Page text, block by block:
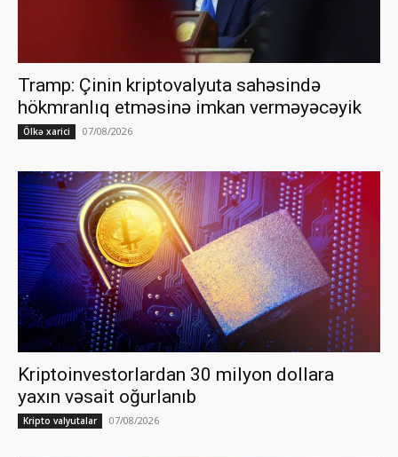
Tramp: Çinin kriptovalyuta sahəsində
hökmranlıq etməsinə imkan verməyəcəyik
Ölkə xarici 07/08/2026
Kriptoinvestorlardan 30 milyon dollara
yaxın vəsait oğurlanıb
Kripto valyutalar 07/08/2026